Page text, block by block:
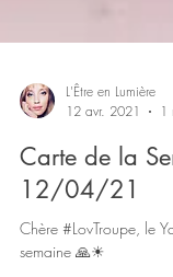
L'Être en Lumière
12 avr. 2021
1
Carte de la
12/04/21